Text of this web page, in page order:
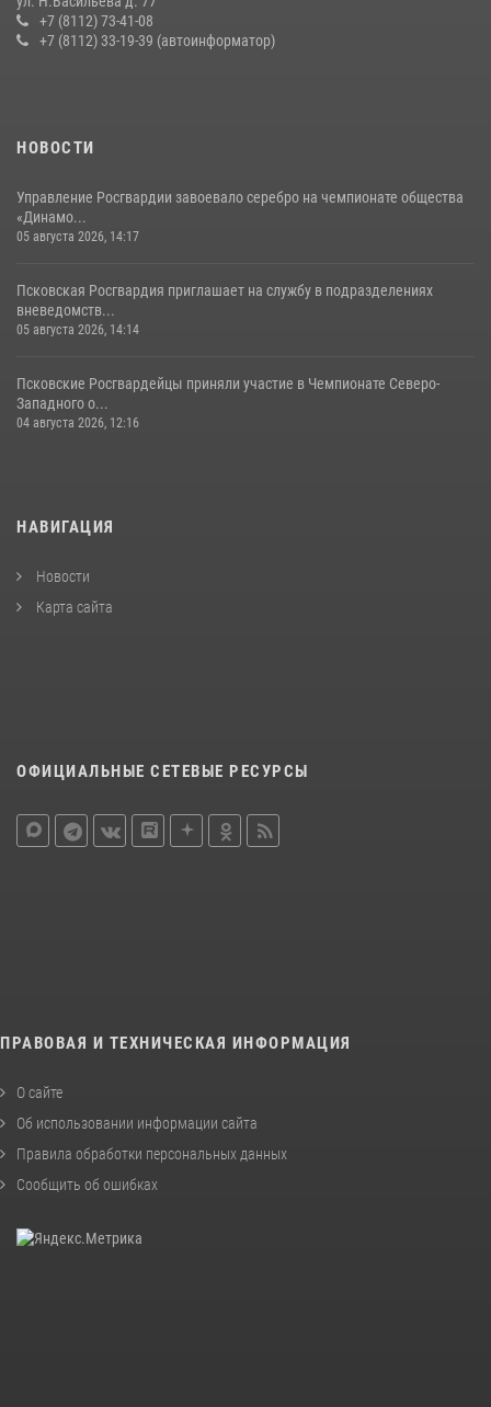
хищение в магазине в Пскове
16 июля 2026, 10:24
31 июля 2026, 13:53
+7 (8112) 73-41-08
+7 (8112) 33-19-39 (автоинформатор)
НОВОСТИ
Управление Росгвардии завоевало серебро на чемпионате общества
«Динамо...
05 августа 2026, 14:17
Псковская Росгвардия приглашает на службу в подразделениях
вневедомств...
05 августа 2026, 14:14
Псковские Росгвардейцы приняли участие в Чемпионате Северо-
Западного о...
04 августа 2026, 12:16
НАВИГАЦИЯ
Новости
Карта сайта
ОФИЦИАЛЬНЫЕ СЕТЕВЫЕ РЕСУРСЫ
ПРАВОВАЯ И ТЕХНИЧЕСКАЯ ИНФОРМАЦИЯ
О сайте
Об использовании информации сайта
Правила обработки персональных данных
Сообщить об ошибках